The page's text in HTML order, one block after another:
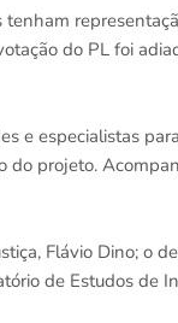
do PL foi
e especialistas
do projeto.
Flávio Dino; o
de Estudos de